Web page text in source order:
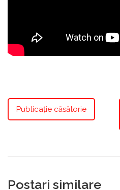
Publicație căsătorie
Postari similare